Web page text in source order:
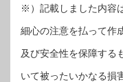
※）記載しました内容
細心の注意を払って作
及び安全性を保障する
いて被ったいかなる損